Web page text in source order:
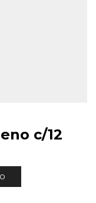
c/12